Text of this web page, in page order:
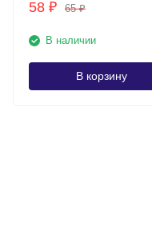
58 ₽ 65₽
В наличии
В корзину